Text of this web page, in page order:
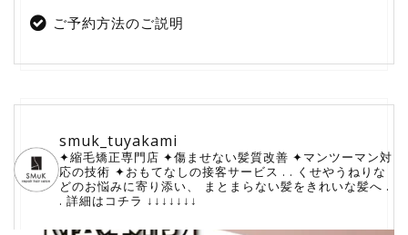
ご予約方法のご説明
smuk_tuyakami
✦縮毛矯正専門店 ✦傷ませない髪質改善 ✦マンツーマン対
応の技術 ⁡✦おもてなしの接客サービス . . くせやうねりな
どのお悩みに寄り添い、
⁡まとまらない髪をきれいな髪へ .
. 詳細はコチラ ↓↓↓↓↓↓↓